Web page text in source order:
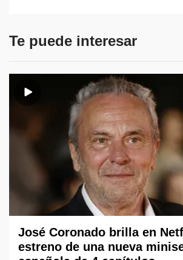
Te puede interesar
José Coronado brilla en
estreno de una nueva